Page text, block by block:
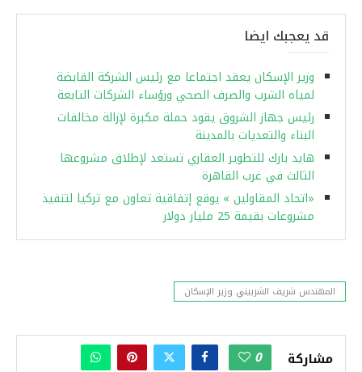
قد يعجبك ايضا
وزير الإسكان يعقد اجتماعا مع رئيس الشركة القابضة
لمياه الشرب والصرف الصحي ورؤساء الشركات التابعة
رئيس جهاز الشروق يقود حملة مكبرة لإزالة مخالفات
البناء والتعديات بالمدينة
هايد بارك للتطوير العقاري تستعد لإطلاق مشروعها
الثالث في غرب القاهرة
«اتحاد المقاولين » يوقع إتفاقية تعاون مع تركيا لتنفيذ
مشروعات بقيمة 25 مليار دولار
المهندس شريف الشربيني وزير الإسكان
مشاركة 0